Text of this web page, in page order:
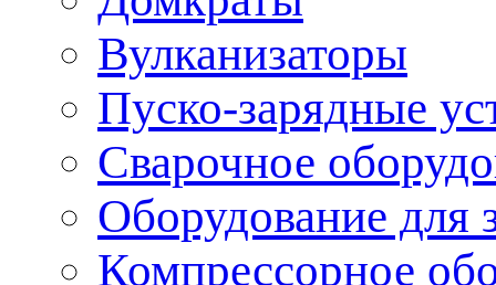
Вулканизаторы
Пуско-зарядные
Сварочное
Оборудование для
Компрессорное